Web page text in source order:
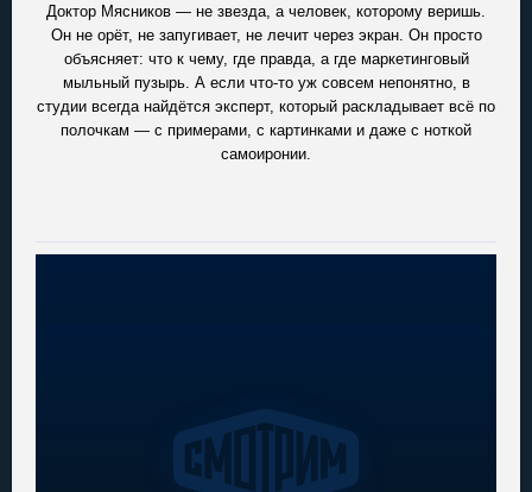
Доктор Мясников — не звезда, а человек, которому веришь.
Он не орёт, не запугивает, не лечит через экран. Он просто
объясняет: что к чему, где правда, а где маркетинговый
мыльный пузырь. А если что-то уж совсем непонятно, в
студии всегда найдётся эксперт, который раскладывает всё по
полочкам — с примерами, с картинками и даже с ноткой
самоиронии.